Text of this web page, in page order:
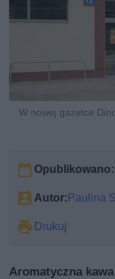
W nowej gazetce
Opublikowano:
Autor:Paulina
Drukuj
Aromatyczna